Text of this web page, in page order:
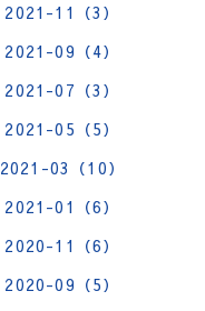
2021-11（3）
2021-09（4）
2021-07（3）
2021-05（5）
2021-03（10）
2021-01（6）
2020-11（6）
2020-09（5）